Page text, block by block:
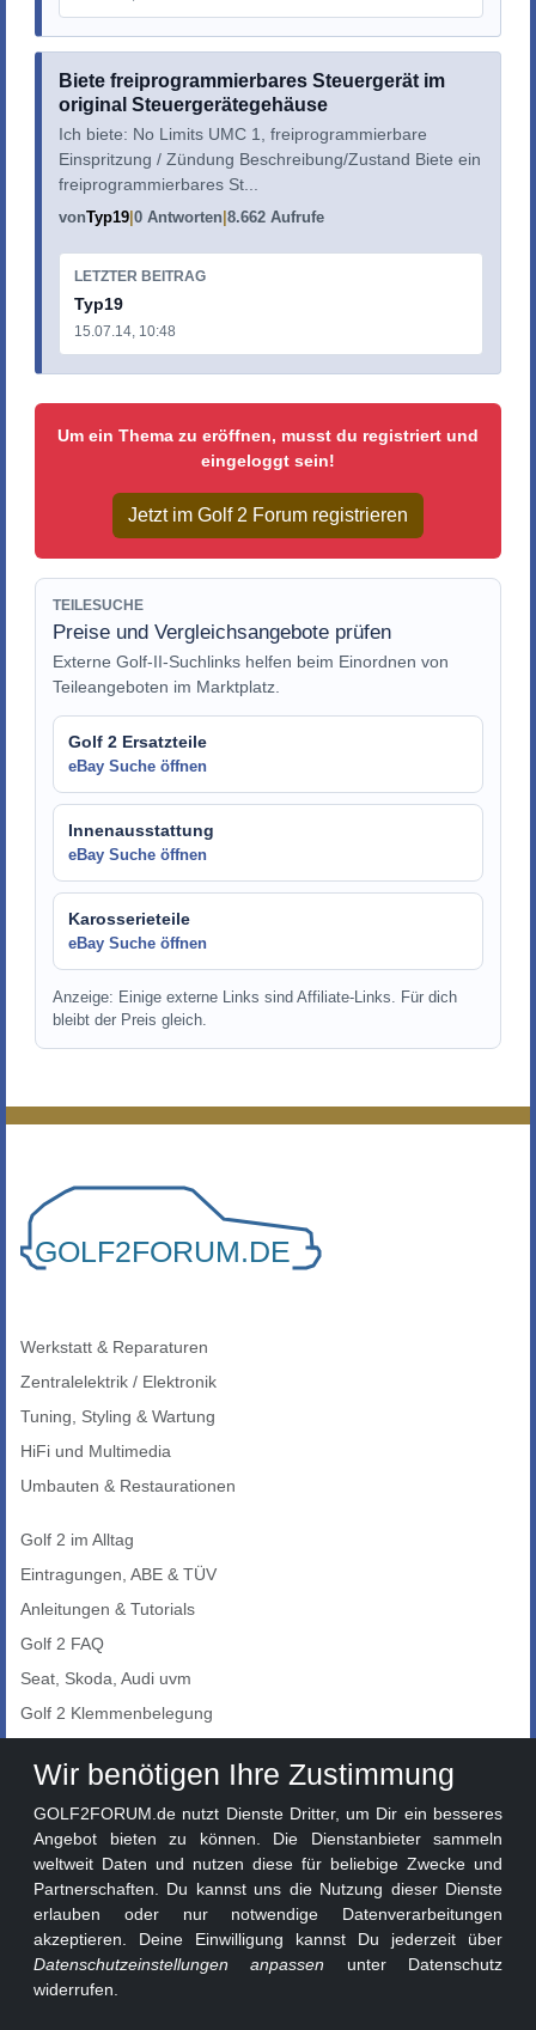
Biete freiprogrammierbares Steuergerät im
original Steuergerätegehäuse
Ich biete: No Limits UMC 1, freiprogrammierbare
Einspritzung / Zündung Beschreibung/Zustand Biete ein
freiprogrammierbares St...
vonTyp19 0 Antworten 8.662 Aufrufe
LETZTER BEITRAG
Typ19
15.07.14, 10:48
Um ein Thema zu eröffnen, musst du registriert und
eingeloggt sein!
Jetzt im Golf 2 Forum registrieren
TEILESUCHE
Preise und Vergleichsangebote prüfen
Externe Golf-II-Suchlinks helfen beim Einordnen von
Teileangeboten im Marktplatz.
Golf 2 Ersatzteile
eBay Suche öffnen
Innenausstattung
eBay Suche öffnen
Karosserieteile
eBay Suche öffnen
Anzeige: Einige externe Links sind Affiliate-Links. Für dich
bleibt der Preis gleich.
Werkstatt & Reparaturen
Zentralelektrik / Elektronik
Tuning, Styling & Wartung
HiFi und Multimedia
Umbauten & Restaurationen
Golf 2 im Alltag
Eintragungen, ABE & TÜV
Anleitungen & Tutorials
Golf 2 FAQ
Seat, Skoda, Audi uvm
Golf 2 Klemmenbelegung
Auto-Showroom
Golf 2 Lackcodes
Sonderversionen
Sonstige Marken
Wir benötigen Ihre Zustimmung
GOLF2FORUM.de nutzt Dienste Dritter, um Dir ein besseres
Angebot bieten zu können. Die Dienstanbieter sammeln
weltweit Daten und nutzen diese für beliebige Zwecke und
Partnerschaften. Du kannst uns die Nutzung dieser Dienste
erlauben oder nur notwendige Datenverarbeitungen
akzeptieren. Deine Einwilligung kannst Du jederzeit über
Datenschutzeinstellungen anpassen unter Datenschutz
widerrufen.